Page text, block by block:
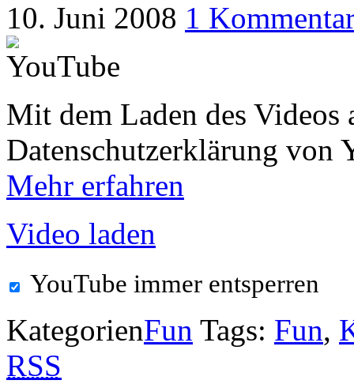
10. Juni 2008 1
Mit dem Laden des Videos
Datenschutzerklärung von
Mehr erfahren
Video laden
YouTube immer entsperren
KategorienFun Tags: Fun,
RSS